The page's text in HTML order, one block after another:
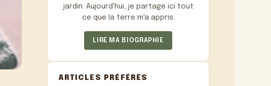
jardin. Aujourd'hui, je partage ici tout
ce que la terre m'a appris.
LIRE MA BIOGRAPHIE
ARTICLES PRÉFÉRÉS